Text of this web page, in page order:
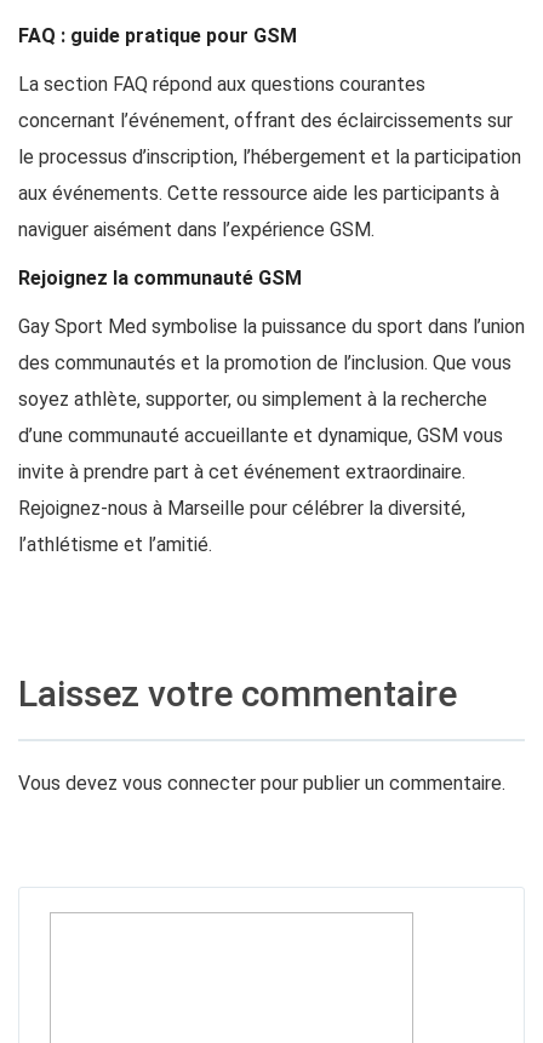
FAQ : guide pratique pour GSM
La section FAQ répond aux questions courantes
concernant l’événement, offrant des éclaircissements sur
le processus d’inscription, l’hébergement et la participation
aux événements. Cette ressource aide les participants à
naviguer aisément dans l’expérience GSM.
Rejoignez la communauté GSM
Gay Sport Med symbolise la puissance du sport dans l’union
des communautés et la promotion de l’inclusion. Que vous
soyez athlète, supporter, ou simplement à la recherche
d’une communauté accueillante et dynamique, GSM vous
invite à prendre part à cet événement extraordinaire.
Rejoignez-nous à Marseille pour célébrer la diversité,
l’athlétisme et l’amitié.
Laissez votre commentaire
Vous devez vous connecter pour publier un commentaire.